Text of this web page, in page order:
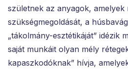
születnek az anyagok, amelyek
szükségmegoldását, a
„tákolmány-esztétikáját” idézik
saját munkáit olyan mély
kapaszkodóknak” hívja,